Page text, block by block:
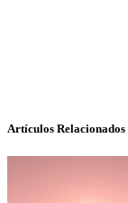
Artículos Relacionados